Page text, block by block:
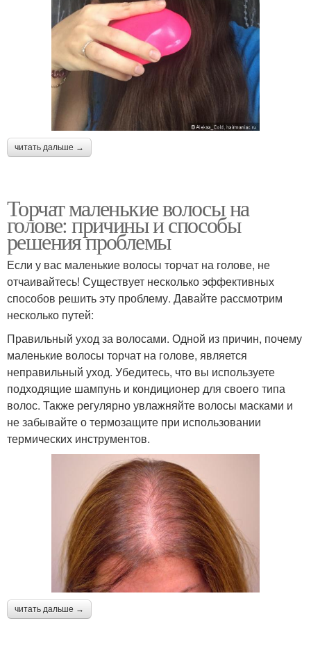
читать дальше →
Торчат маленькие волосы на
голове: причины и способы
решения проблемы
Если у вас маленькие волосы торчат на голове, не
отчаивайтесь! Существует несколько эффективных
способов решить эту проблему. Давайте рассмотрим
несколько путей:
Правильный уход за волосами. Одной из причин, почему
маленькие волосы торчат на голове, является
неправильный уход. Убедитесь, что вы используете
подходящие шампунь и кондиционер для своего типа
волос. Также регулярно увлажняйте волосы масками и
не забывайте о термозащите при использовании
термических инструментов.
читать дальше →